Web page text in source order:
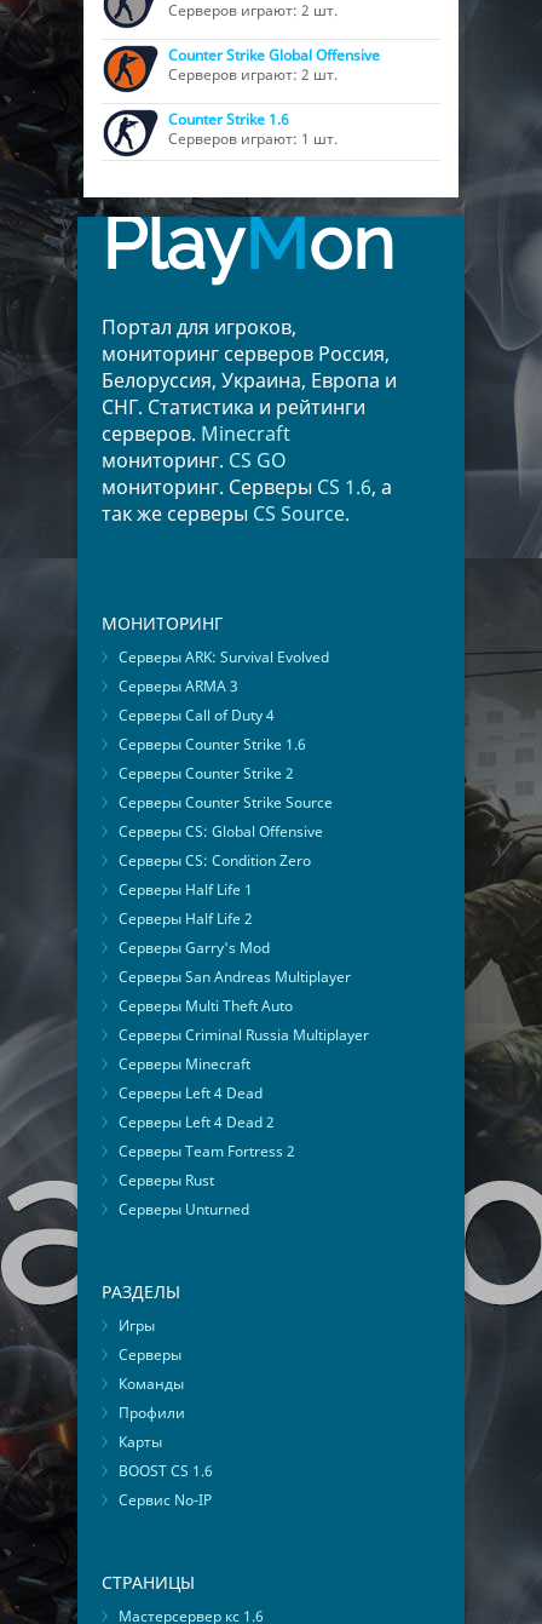
Серверов играют: 2 шт.
Counter Strike Global Offensive
Серверов играют: 2 шт.
Counter Strike 1.6
Серверов играют: 1 шт.
PlayMon
Портал для игроков,
мониторинг серверов Россия,
Белоруссия, Украина, Европа и
СНГ. Статистика и рейтинги
серверов. Minecraft
мониторинг. CS GO
мониторинг. Серверы CS 1.6, а
так же серверы CS Source.
МОНИТОРИНГ
Серверы ARK: Survival Evolved
Серверы ARMA 3
Серверы Call of Duty 4
Серверы Counter Strike 1.6
Серверы Counter Strike 2
Серверы Counter Strike Source
Серверы CS: Global Offensive
Серверы CS: Condition Zero
Серверы Half Life 1
Серверы Half Life 2
Серверы Garry's Mod
Серверы San Andreas Multiplayer
Серверы Multi Theft Auto
Серверы Criminal Russia Multiplayer
Серверы Minecraft
Серверы Left 4 Dead
Серверы Left 4 Dead 2
Серверы Team Fortress 2
Серверы Rust
Серверы Unturned
РАЗДЕЛЫ
Игры
Серверы
Команды
Профили
Карты
BOOST CS 1.6
Сервис No-IP
СТРАНИЦЫ
Мастерсервер кс 1.6